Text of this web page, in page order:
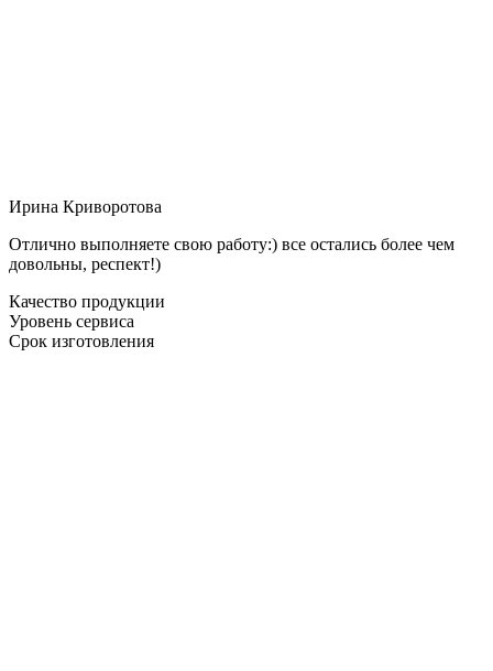
Ирина Криворотова
Отлично выполняете свою работу:) все остались более чем
довольны, респект!)
Качество продукции
Уровень сервиса
Срок изготовления